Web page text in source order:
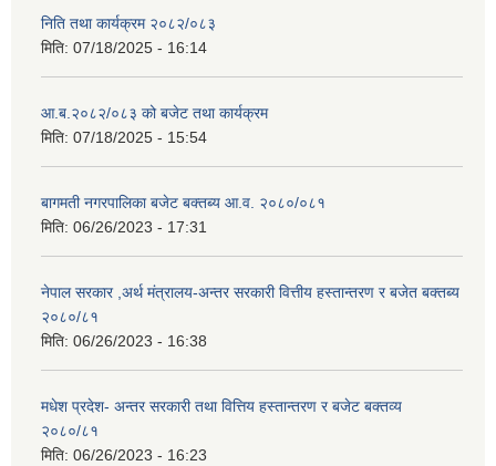
निति तथा कार्यक्रम २०८२/०८३
मिति: 07/18/2025 - 16:14
आ.ब.२०८२/०८३ को बजेट तथा कार्यक्रम
मिति: 07/18/2025 - 15:54
बागमती नगरपालिका बजेट बक्तब्य आ.व. २०८०/०८१
मिति: 06/26/2023 - 17:31
नेपाल सरकार ,अर्थ मंत्रालय-अन्तर सरकारी वित्तीय हस्तान्तरण र बजेत बक्तब्य
२०८०/८१
मिति: 06/26/2023 - 16:38
मधेश प्रदेश- अन्तर सरकारी तथा वित्तिय हस्तान्तरण र बजेट बक्तव्य
२०८०/८१
मिति: 06/26/2023 - 16:23